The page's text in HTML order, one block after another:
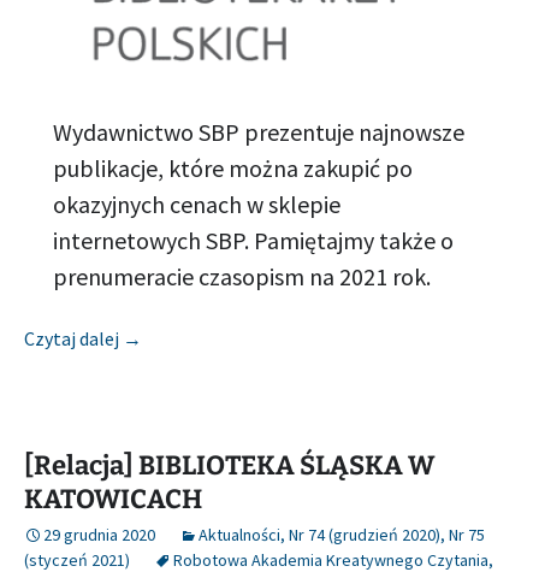
Wydawnictwo SBP prezentuje najnowsze
publikacje, które można zakupić po
okazyjnych cenach w sklepie
internetowych SBP. Pamiętajmy także o
prenumeracie czasopism na 2021 rok.
Czytaj dalej [Zapowiedź] Nowości Wydawnictwa SBP
→
[Relacja] BIBLIOTEKA ŚLĄSKA W
KATOWICACH
29 grudnia 2020 Aktualności, Nr 74 (grudzień 2020), Nr 75
(styczeń 2021)
Robotowa Akademia Kreatywnego Czytania,